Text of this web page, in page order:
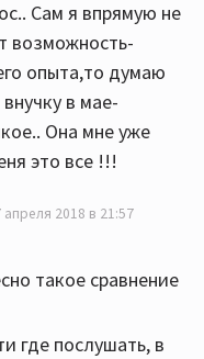
Сам я впрямую не
возможность-
опыта,то думаю
в мае-
Она мне уже
это все !!!
апреля 2018 в 21:57
такое сравнение
где послушать, в